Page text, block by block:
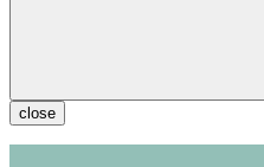
close